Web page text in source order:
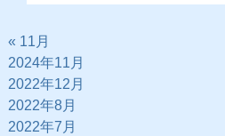
« 11月
2024年11月
2022年12月
2022年8月
2022年7月